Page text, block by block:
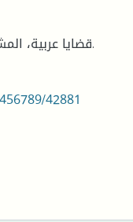
قضايا عربية، المشاريع الوحدوية، المخططات الاستعمارية.
42881